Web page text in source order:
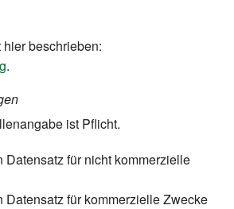
beschrieben:
.
ist Pflicht.
Datensatz für nicht kommerzielle
Datensatz für kommerzielle Zwecke